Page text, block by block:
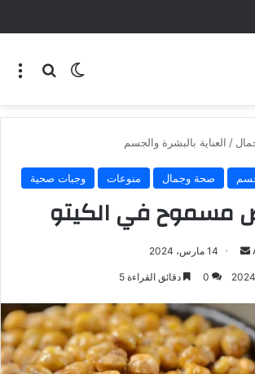
الاردني
/ العناية بالبشرة والجسم
صحة وجمال منوعات وجبات صحية
مسموح في الكيتو
14 مارس، 2024
0 دقائق القراءة 5